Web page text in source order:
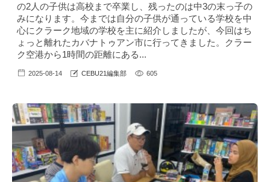
の2人の子供は高校まで卒業し、残ったのは中3の末っ子の
みになります。今までは自分の子供が通っている学校を中
心にクラーク地域の学校を主に紹介しましたが、今回はち
ょっと離れたカバナトゥアン市に行ってきました。クラー
ク空港から1時間の距離にある...
2025-08-14 CEBU21編集部 605